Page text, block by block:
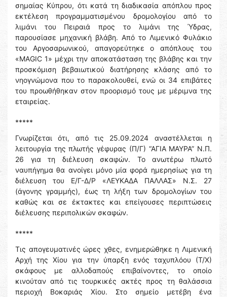
σημαίας Κύπρου, ότι κατά τη διαδικασία απόπλου προς
εκτέλεση προγραμματισμένου δρομολογίου από το
λιμάνι του Πειραιά προς το λιμάνι της Ύδρας,
παρουσίασε μηχανική βλάβη. Από το Λιμενικό Φυλάκιο
του Αργοσαρωνικού, απαγορεύτηκε ο απόπλους του
«MAGIC 1» μέχρι την αποκατάσταση της βλάβης και την
προσκόμιση βεβαιωτικού διατήρησης κλάσης από το
νηογνώμονα που το παρακολουθεί, ενώ οι 34 επιβάτες
του προωθήθηκαν στον προορισμό τους με μέριμνα της
εταιρείας.
*****
Γνωρίζεται ότι, από τις 25.09.2024 αναστέλλεται η
λειτουργία της πλωτής γέφυρας (Π/Γ) “ΑΓΙΑ ΜΑΥΡΑ” Ν.Π.
26 για τη διέλευση σκαφών. Το ανωτέρω πλωτό
ναυπήγημα θα ανοίγει μόνο μία φορά ημερησίως για τη
διέλευση του Ε/Γ-Δ/Ρ «ΛΕΥΚΑΔΑ ΠΑΛΛΑΣ» Ν.Σ. 27
(άγονης γραμμής), έως τη λήξη των δρομολογίων του
καθώς και σε έκτακτες και επείγουσες περιπτώσεις
διέλευσης περιπολικών σκαφών.
*****
Τις απογευματινές ώρες χθες, ενημερώθηκε η Λιμενική
Αρχή της Χίου για την ύπαρξη ενός ταχυπλόου (Τ/Χ)
σκάφους με αλλοδαπούς επιβαίνοντες, το οποίο
κινούταν από τις τουρκικές ακτές προς τη θαλάσσια
περιοχή Βοκαριάς Χίου. Στο σημείο μετέβη ένα